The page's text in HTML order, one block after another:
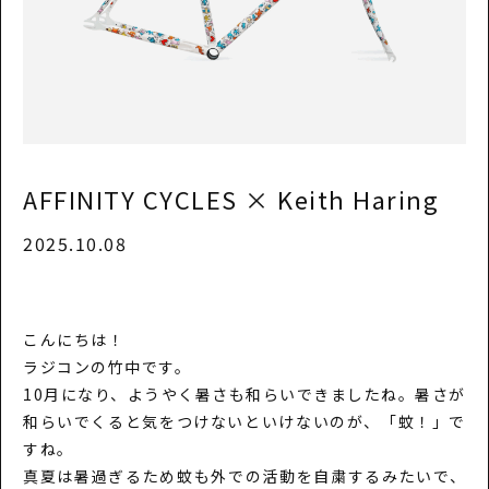
AFFINITY CYCLES × Keith Haring
2025.10.08
こんにちは！
ラジコンの竹中です。
10月になり、ようやく暑さも和らいできましたね。暑さが
和らいでくると気をつけないといけないのが、「蚊！」で
すね。
真夏は暑過ぎるため蚊も外での活動を自粛するみたいで、